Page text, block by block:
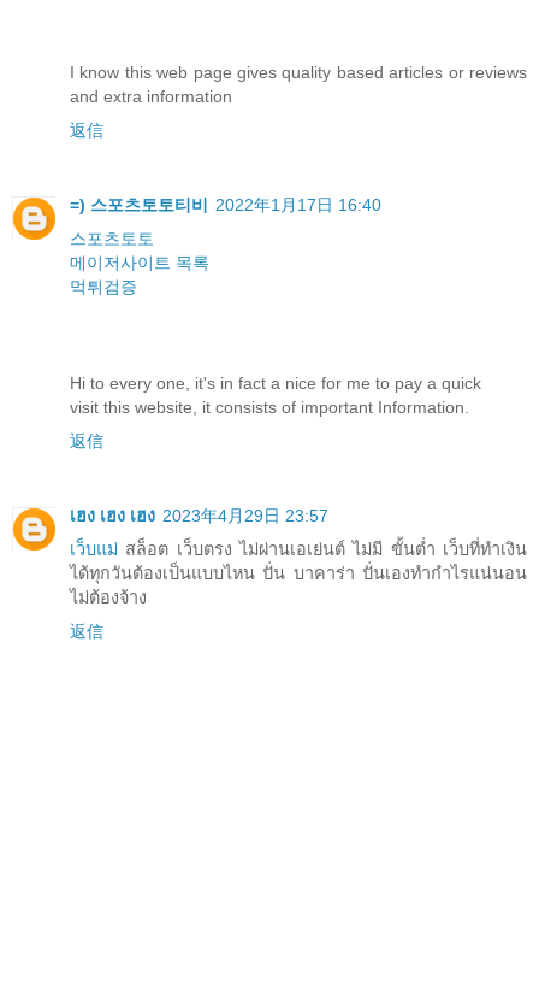
I know this web page gives quality based articles or reviews
and extra information
返信
=) 스포츠토토티비
2022年1月17日 16:40
스포츠토토
메이저사이트 목록
먹튀검증
Hi to every one, it's in fact a nice for me to pay a quick
visit this website, it consists of important Information.
返信
เฮง เฮง เฮง 2023年4月29日 23:57
เว็บแม่ สล็อต เว็บตรง ไม่ผ่านเอเย่นต์ ไม่มี ขั้นต่ำ เว็บที่ทำเงิน
ได้ทุกวันต้องเป็นแบบไหน ปั่น บาคาร่า ปั่นเองทำกำไรแน่นอน
ไม่ต้องจ้าง
返信